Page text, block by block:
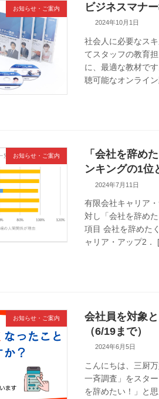
お知らせ・ご案内 ビジネスマナ
2024年10月1日
社会人に必要なス
てスタッフの教育
に、最適な教材で
聴可能なオンライ
お知らせ・ご案内
「会社を辞め
ンキングの1位
2024年7月11日
有限会社キャリア
対し「会社を辞め
項目 会社を辞めた
ャリア・アップ2
お知らせ・ご案内
会社員を対象
（6/19まで）
2024年6月5日
こんにちは、三厨
一斉調査」をスタ
を辞めたい！」と